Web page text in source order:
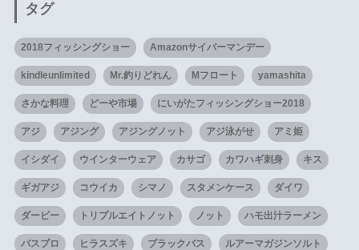
タグ
2018フィッシングショー Amazonサイバーマンデー
kindleunlimited Mr.釣りどれん Mフロート yamashita
さかな料理 どーや市場 にいがたフィッシングショー2018
アジ アジング アジングノット アジ泳がせ アミ姫
イシダイ ウインターウェア カサゴ カワハギ刺身 キス
ギガアジ コウイカ シマノ スタメンケース ダイワ
ダービー トリプルエイトノット ノット ハモ出汁ラーメン
バスプロ ヒラスズキ ブラックバス ルアーマガジンソルト